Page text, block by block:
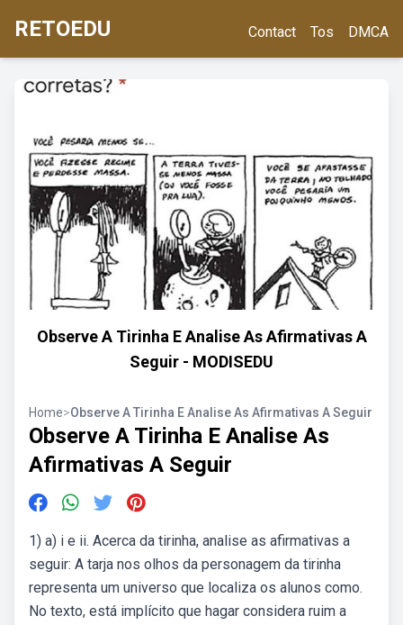
RETOEDU Contact Tos DMCA
Observe A Tirinha E Analise As Afirmativas A
Seguir - MODISEDU
Home>Observe A Tirinha E Analise As Afirmativas A Seguir
Observe A Tirinha E Analise As
Afirmativas A Seguir
1) a) i e ii. Acerca da tirinha, analise as afirmativas a
seguir: A tarja nos olhos da personagem da tirinha
representa um universo que localiza os alunos como.
No texto, está implícito que hagar considera ruim a